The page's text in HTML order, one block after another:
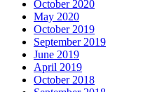
October 2020
May 2020
October 2019
September 2019
June 2019
April 2019
October 2018